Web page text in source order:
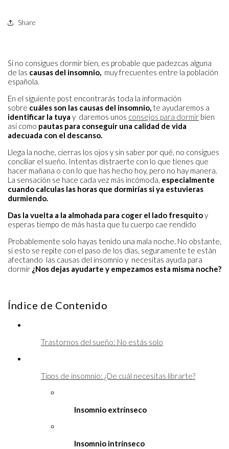
Share
Si no consigues dormir bien, es probable que padezcas alguna
de las causas del insomnio, muy frecuentes entre la población
española.
En el siguiente post encontrarás toda la información
sobre cuáles son las causas del insomnio, te ayudaremos a
identificar la tuya y daremos unos consejos para dormir bien
así como pautas para conseguir una calidad de vida
adecuada con el descanso.
Llega la noche, cierras los ojos y sin saber por qué, no consigues
conciliar el sueño. Intentas distraerte con lo que tienes que
hacer mañana o con lo que has hecho hoy, pero no hay manera.
La sensación se hace cada vez más incómoda, especialmente
cuando calculas las horas que dormirías si ya estuvieras
durmiendo.
Das la vuelta a la almohada para coger el lado fresquitoy
esperas tiempo de más hasta que tu cuerpo cae rendido
Probablemente solo hayas tenido una mala noche. No obstante,
si esto se repite con el paso de los días, seguramente te están
afectando las causas del insomnio y necesitas ayuda para
dormir ¿Nos dejas ayudarte y empezamos esta misma noche?
Índice de Contenido
Trastornos del sueño: No estás solo
Tipos de insomnio: ¿De cuál necesitas librarte?
Insomnio extrínseco
Insomnio intrínseco